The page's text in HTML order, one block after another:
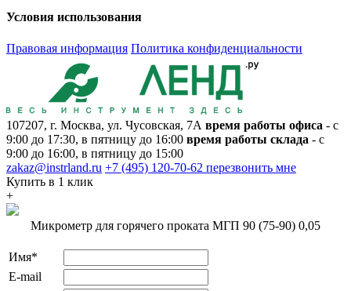
Условия использования
Правовая информация Политика конфиденциальности
107207, г. Москва, ул. Чусовская, 7А время работы офиса - с
9:00 до 17:30, в пятницу до 16:00 время работы склада - с
9:00 до 16:00, в пятницу до 15:00
zakaz@instrland.ru +7 (495) 120-70-62 перезвонить мне
Купить в 1 клик
+
Микрометр для горячего проката МГП 90 (75-90) 0,05
Имя*
E-mail